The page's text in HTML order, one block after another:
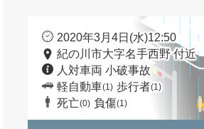
2020年3月4日(水)12:50
紀の川市大字名手西野 付近
人対車両 小破事故
軽自動車(1) 歩行者(1)
死亡(0) 負傷(1)